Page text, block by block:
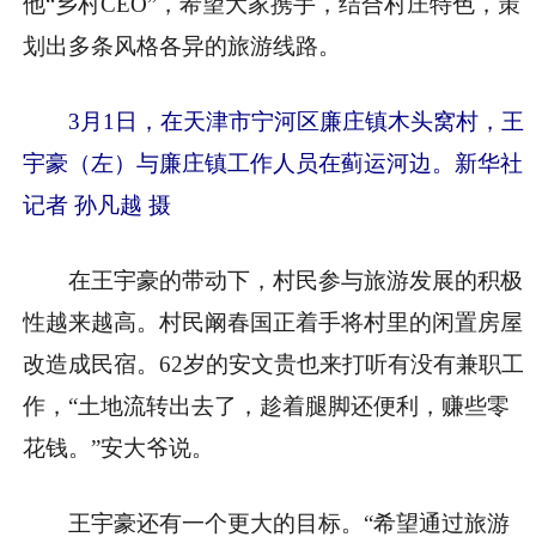
划出多条风格各异的旅游线路。
3月1日，在天津市宁河区廉庄镇木头窝村，王
宇豪（左）与廉庄镇工作人员在蓟运河边。新华社
记者 孙凡越 摄
在王宇豪的带动下，村民参与旅游发展的积极
性越来越高。村民阚春国正着手将村里的闲置房屋
改造成民宿。62岁的安文贵也来打听有没有兼职工
作，“土地流转出去了，趁着腿脚还便利，赚些零
花钱。”安大爷说。
王宇豪还有一个更大的目标。“希望通过旅游